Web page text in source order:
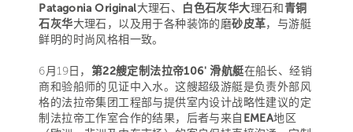
Patagonia Original大理石、 白色石灰华大理石和青铜
石灰华大理石，以及用于各种装饰的磨砂皮革，与游艇
鲜明的时尚风格相一致。
6月19日， 第22艘定制法拉帝106' 滑航艇在船长、经销
商和验船师的见证中入水。这艘超级游艇是负责外部风
格的法拉帝集团工程部与提供室内设计战略性建议的定
制法拉帝工作室合作的结果，后者与来自 EMEA地区